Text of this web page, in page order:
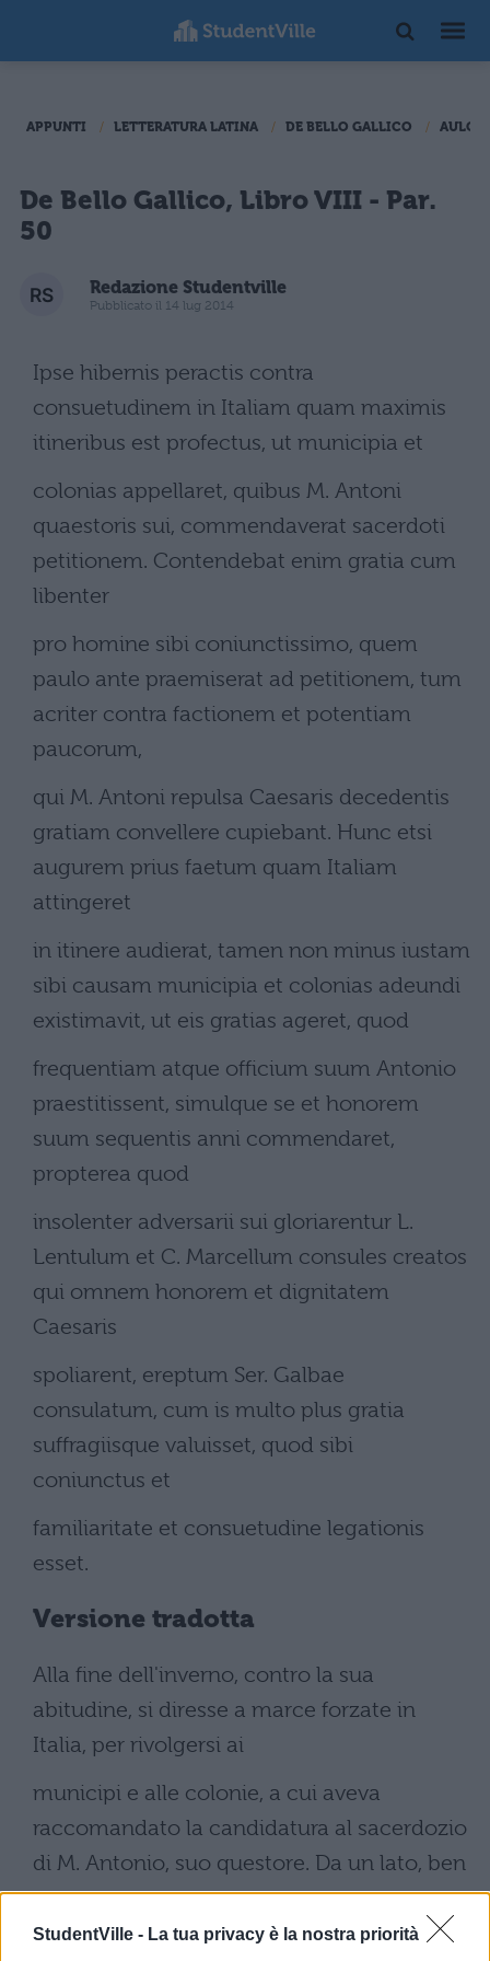
StudentVille - La tua privacy è la nostra priorità
APPUNTI LETTERATURA LATINA DE BELLO GALLICO AULO
De Bello Gallico, Libro VIII - Par.
50
Redazione Studentville
Pubblicato il 14 lug 2014
Ipse hibernis peractis contra
consuetudinem in Italiam quam maximis
itineribus est profectus, ut municipia et
colonias appellaret, quibus M. Antoni
quaestoris sui, commendaverat sacerdoti
petitionem. Contendebat enim gratia cum
libenter
pro homine sibi coniunctissimo, quem
paulo ante praemiserat ad petitionem, tum
acriter contra factionem et potentiam
paucorum,
qui M. Antoni repulsa Caesaris decedentis
gratiam convellere cupiebant. Hunc etsi
augurem prius faetum quam Italiam
attingeret
in itinere audierat, tamen non minus iustam
sibi causam municipia et colonias adeundi
existimavit, ut eis gratias ageret, quod
frequentiam atque officium suum Antonio
praestitissent, simulque se et honorem
suum sequentis anni commendaret,
propterea quod
insolenter adversarii sui gloriarentur L.
Lentulum et C. Marcellum consules creatos
qui omnem honorem et dignitatem
Caesaris
spoliarent, ereptum Ser. Galbae
consulatum, cum is multo plus gratia
suffragiisque valuisset, quod sibi
coniunctus et
familiaritate et consuetudine legationis
esset.
Versione tradotta
Alla fine dell'inverno, contro la sua
abitudine, si diresse a marce forzate in
Italia, per rivolgersi ai
municipi e alle colonie, a cui aveva
raccomandato la candidatura al sacerdozio
di M. Antonio, suo questore. Da un lato, ben
volentieri faceva valere tutto il suo prestigio
per un uomo a lui così legato, che poco